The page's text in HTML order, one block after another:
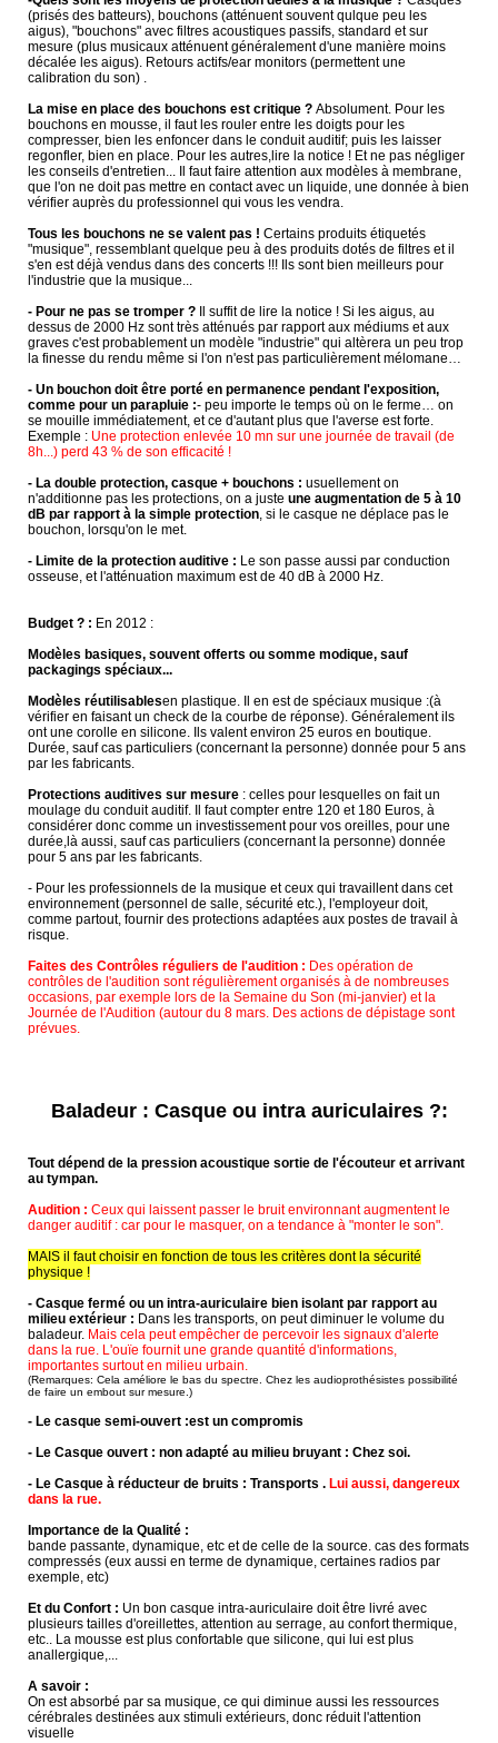
(prisés des batteurs), bouchons (atténuent souvent qulque peu les
aigus), "bouchons" avec filtres acoustiques passifs, standard et sur
mesure (plus musicaux atténuent généralement d'une manière moins
décalée les aigus). Retours actifs/ear monitors (permettent une
calibration du son) .
La mise en place des bouchons est critique ? Absolument. Pour les
bouchons en mousse, il faut les rouler entre les doigts pour les
compresser, bien les enfoncer dans le conduit auditif; puis les laisser
regonfler, bien en place. Pour les autres,lire la notice ! Et ne pas négliger
les conseils d'entretien... Il faut faire attention aux modèles à membrane,
que l'on ne doit pas mettre en contact avec un liquide, une donnée à bien
vérifier auprès du professionnel qui vous les vendra.
Tous les bouchons ne se valent pas ! Certains produits étiquetés
"musique", ressemblant quelque peu à des produits dotés de filtres et il
s'en est déjà vendus dans des concerts !!! Ils sont bien meilleurs pour
l'industrie que la musique...
- Pour ne pas se tromper ? Il suffit de lire la notice ! Si les aigus, au
dessus de 2000 Hz sont très atténués par rapport aux médiums et aux
graves c'est probablement un modèle "industrie" qui altèrera un peu trop
la finesse du rendu même si l'on n'est pas particulièrement mélomane…
- Un bouchon doit être porté en permanence pendant l'exposition,
comme pour un parapluie :- peu importe le temps où on le ferme… on
se mouille immédiatement, et ce d'autant plus que l'averse est forte.
Exemple : Une protection enlevée 10 mn sur une journée de travail (de
8h...) perd 43 % de son efficacité !
- La double protection, casque + bouchons : usuellement on
n'additionne pas les protections, on a juste une augmentation de 5 à 10
dB par rapport à la simple protection , si le casque ne déplace pas le
bouchon, lorsqu'on le met.
- Limite de la protection auditive : Le son passe aussi par conduction
osseuse, et l'atténuation maximum est de 40 dB à 2000 Hz.
Budget ? : En 2012 :
Modèles basiques, souvent offerts ou somme modique, sauf
packagings spéciaux...
Modèles réutilisablesen plastique. Il en est de spéciaux musique :(à
vérifier en faisant un check de la courbe de réponse). Généralement ils
ont une corolle en silicone. Ils valent environ 25 euros en boutique.
Durée, sauf cas particuliers (concernant la personne) donnée pour 5 ans
par les fabricants.
Protections auditives sur mesure : celles pour lesquelles on fait un
moulage du conduit auditif. Il faut compter entre 120 et 180 Euros, à
considérer donc comme un investissement pour vos oreilles, pour une
durée,là aussi, sauf cas particuliers (concernant la personne) donnée
pour 5 ans par les fabricants.
- Pour les professionnels de la musique et ceux qui travaillent dans cet
environnement (personnel de salle, sécurité etc.), l'employeur doit,
comme partout, fournir des protections adaptées aux postes de travail à
risque.
Faites des Contrôles réguliers de l'audition : Des opération de
contrôles de l'audition sont régulièrement organisés à de nombreuses
occasions, par exemple lors de la Semaine du Son (mi-janvier) et la
Journée de l'Audition (autour du 8 mars. Des actions de dépistage sont
prévues.
Baladeur : Casque ou intra auriculaires ?:
Tout dépend de la pression acoustique sortie de l'écouteur et arrivant
au tympan.
Audition : Ceux qui laissent passer le bruit environnant augmentent le
danger auditif : car pour le masquer, on a tendance à "monter le son".
MAIS il faut choisir en fonction de tous les critères dont la sécurité
physique !
- Casque fermé ou un intra-auriculaire bien isolant par rapport au
milieu extérieur : Dans les transports, on peut diminuer le volume du
baladeur. Mais cela peut empêcher de percevoir les signaux d'alerte
dans la rue. L'ouïe fournit une grande quantité d'informations,
importantes surtout en milieu urbain.
(Remarques: Cela améliore le bas du spectre. Chez les audioprothésistes possibilité
de faire un embout sur mesure.)
- Le casque semi-ouvert :est un compromis
- Le Casque ouvert : non adapté au milieu bruyant : Chez soi.
- Le Casque à réducteur de bruits : Transports . Lui aussi, dangereux
dans la rue.
Importance de la Qualité :
bande passante, dynamique, etc et de celle de la source. cas des formats
compressés (eux aussi en terme de dynamique, certaines radios par
exemple, etc)
Et du Confort : Un bon casque intra-auriculaire doit être livré avec
plusieurs tailles d'oreillettes, attention au serrage, au confort thermique,
etc.. La mousse est plus confortable que silicone, qui lui est plus
anallergique,...
A savoir :
On est absorbé par sa musique, ce qui diminue aussi les ressources
cérébrales destinées aux stimuli extérieurs, donc réduit l'attention
visuelle